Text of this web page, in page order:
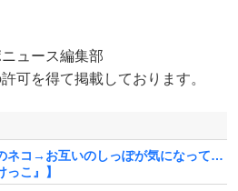
ュース編集部
可を得て掲載しております。
ネコ→お互いのしっぽが気になって…
こ』】